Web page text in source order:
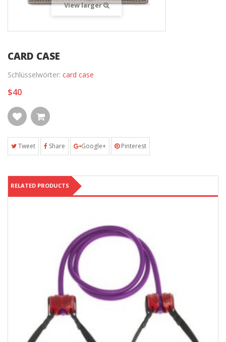
View larger
CARD CASE
Schlüsselwörter: card case
$40
Tweet Share Google+ Pinterest
RELATED PRODUCTS